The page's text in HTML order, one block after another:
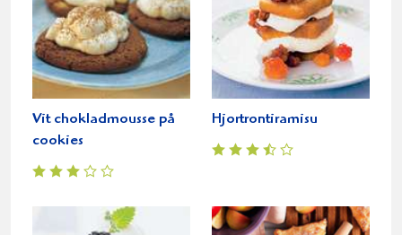
Vit chokladmousse på
cookies
Hjortrontiramisu